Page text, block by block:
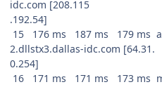
idc.com [208.115
.192.54]
15 176 ms 187 ms 179 ms
2.dllstx3.dallas-idc.com [64.31.
0.254]
16 171 ms 171 ms 173 ms